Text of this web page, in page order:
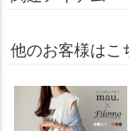
他のお客様はこ